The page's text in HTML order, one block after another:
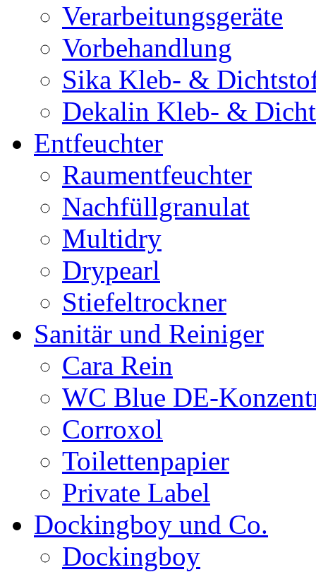
Verarbeitungsgeräte
Vorbehandlung
Sika Kleb- &
Dekalin Kleb- &
Entfeuchter
Raumentfeuchter
Nachfüllgranulat
Multidry
Drypearl
Stiefeltrockner
Sanitär und Reiniger
Cara Rein
WC Blue DE-
Corroxol
Toilettenpapier
Private Label
Dockingboy und Co.
Dockingboy